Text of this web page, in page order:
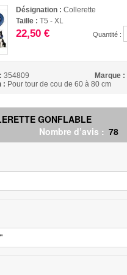
Désignation :Collerette
Taille :T5 - XL
22,50 € Quantité :
354809 Marque :
: Pour tour de cou de 60 à 80 cm
GONFLABLE
Nombre d’avis : 78